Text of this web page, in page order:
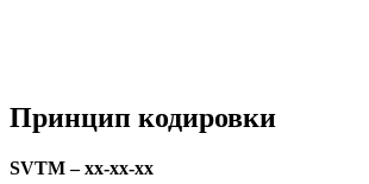
Принцип кодировки
SVTM – xx-xx-xx